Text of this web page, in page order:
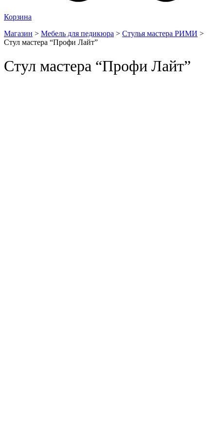
Корзина
Магазин > Мебель для педикюра > Стулья мастера РИМИ >
Стул мастера “Профи Лайт”
Стул мастера “Профи Лайт”